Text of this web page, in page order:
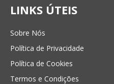
LINKS ÚTEIS
Sobre Nós
Política de Privacidade
Política de Cookies
Termos e Condições